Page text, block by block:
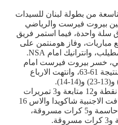
من بطولة لبنان للسيدات
بيروت فيرست والرياضي
سلة واحدة، فيما استمر فريق
وفاز هومنتمن على
وانترانيك امام NSA
.
خسر بيروت فيرست امام
الرياضي بيروت بفارق سلة، وبنتيجة 61-63، وانتهت الارباع
وسجلت الاجنبية اكيلا بيتيل 25 نقطة و12 متابعة و3 تمريرات
حاسمة لبيروت فيرست، واضافت الاجنبية شاكويدا والاس 16
نقطة و7 متابعات و4 تمريرات حاسمة و5 كرات مسروقة،